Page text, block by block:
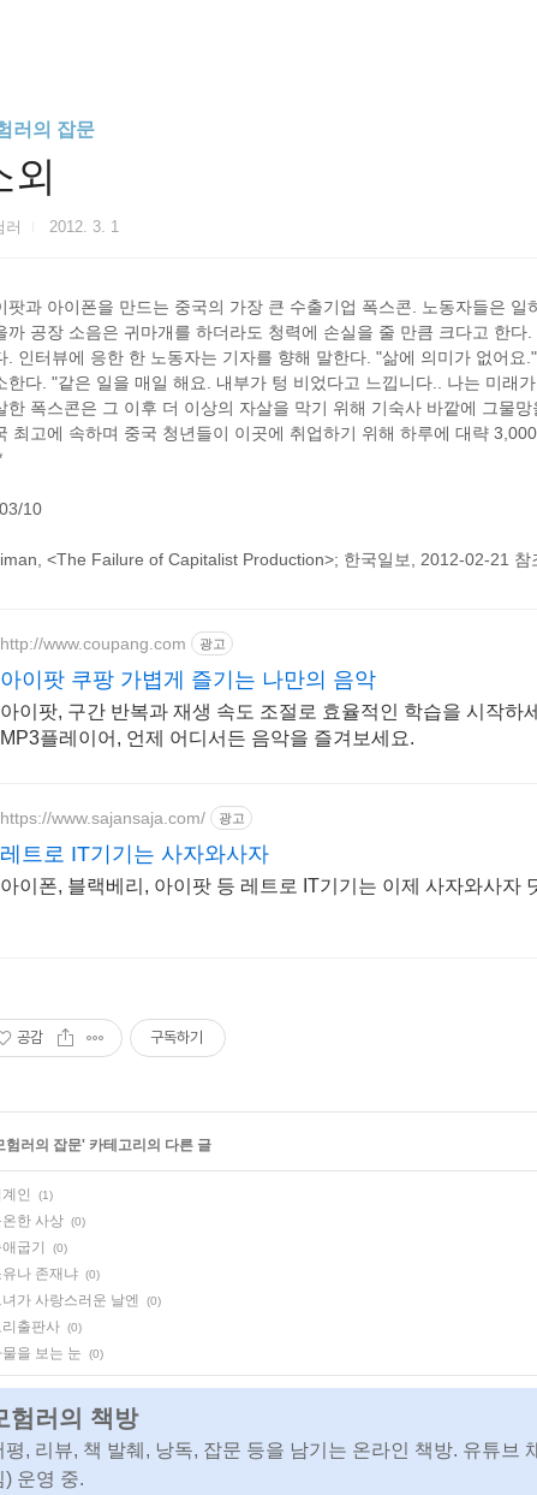
러의 잡문
외
러 2012. 3. 1
팟과 아이폰을 만드는 중국의 가장 큰 수출기업 폭스콘. 노동자들은
까 공장 소음은 귀마개를 하더라도 청력에 손실을 줄 만큼 크다고 한
. 인터뷰에 응한 한 노동자는 기자를 향해 말한다. "삶에 의미가 없어
한다. "같은 일을 매일 해요. 내부가 텅 비었다고 느낍니다.. 나는 미래
한 폭스콘은 그 이후 더 이상의 자살을 막기 위해 기숙사 바깥에 그물
최고에 속하며 중국 청년들이 이곳에 취업하기 위해 하루에 대략
10
<The Failure of Capitalist Production>; 한국일보, 2012-02-21 참
http://www.coupang.com 광고
아이팟 쿠팡 가볍게 즐기는 나만의 음악
아이팟, 구간 반복과 재생 속도 조절로 효율적인 학습을 시작하
MP3플레이어, 언제 어디서든 음악을 즐겨보세요.
https://www.sajansaja.com/ 광고
레트로 IT기기는 사자와사자
아이폰, 블랙베리, 아이팟 등 레트로 IT기기는 이제 사자와사자
공감 구독하기
험러의 잡문' 카테고리의 다른 글
인 (1)
한 사상 (0)
굽기 (0)
나 존재냐 (0)
가 사랑스러운 날엔 (0)
출판사 (0)
을 보는 눈 (0)
험러의 책방
평, 리뷰, 책 발췌, 낭독, 잡문 등을 남기는 온라인 책방. 유튜브
) 운영 중.